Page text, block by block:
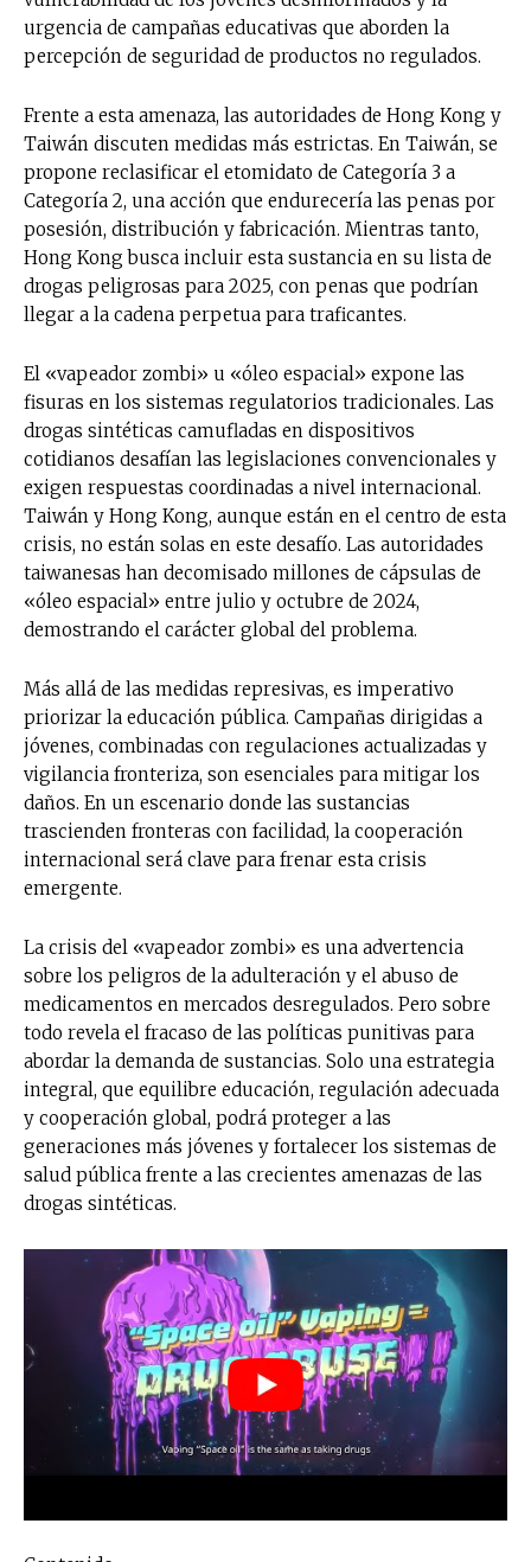
urgencia de campañas educativas que aborden la
percepción de seguridad de productos no regulados.
Frente a esta amenaza, las autoridades de Hong Kong y
Taiwán discuten medidas más estrictas. En Taiwán, se
propone reclasificar el etomidato de Categoría 3 a
Categoría 2, una acción que endurecería las penas por
posesión, distribución y fabricación. Mientras tanto,
Hong Kong busca incluir esta sustancia en su lista de
drogas peligrosas para 2025, con penas que podrían
llegar a la cadena perpetua para traficantes.
El «vapeador zombi» u «óleo espacial» expone las
fisuras en los sistemas regulatorios tradicionales. Las
drogas sintéticas camufladas en dispositivos
cotidianos desafían las legislaciones convencionales y
exigen respuestas coordinadas a nivel internacional.
Taiwán y Hong Kong, aunque están en el centro de esta
crisis, no están solas en este desafío. Las autoridades
taiwanesas han decomisado millones de cápsulas de
«óleo espacial» entre julio y octubre de 2024,
demostrando el carácter global del problema.
Más allá de las medidas represivas, es imperativo
priorizar la educación pública. Campañas dirigidas a
jóvenes, combinadas con regulaciones actualizadas y
vigilancia fronteriza, son esenciales para mitigar los
daños. En un escenario donde las sustancias
trascienden fronteras con facilidad, la cooperación
internacional será clave para frenar esta crisis
emergente.
La crisis del «vapeador zombi» es una advertencia
sobre los peligros de la adulteración y el abuso de
medicamentos en mercados desregulados. Pero sobre
todo revela el fracaso de las políticas punitivas para
abordar la demanda de sustancias. Solo una estrategia
integral, que equilibre educación, regulación adecuada
y cooperación global, podrá proteger a las
generaciones más jóvenes y fortalecer los sistemas de
salud pública frente a las crecientes amenazas de las
drogas sintéticas.